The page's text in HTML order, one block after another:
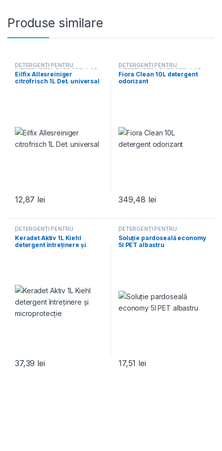
Produse similare
DETERGENȚI PENTRU
ÎNTREȚINEREA PARDOSELILOR
DETERGENȚI PROFESIONALI
Eilfix Allesreiniger
citrofrisch 1L Det. universal
12,87 lei
DETERGENȚI PENTRU
ÎNTREȚINEREA PARDOSELILOR
DETERGENȚI PROFESIONALI
Fiora Clean 10L detergent
odorizant
349,48 lei
DETERGENȚI PENTRU
ÎNTREȚINEREA PARDOSELILOR
DETERGENȚI PROFESIONALI
Keradet Aktiv 1L Kiehl
detergent întreținere și
37,39 lei
DETERGENȚI PENTRU
ÎNTREȚINEREA PARDOSELILOR
DETERGENȚI PROFESIONALI
Soluție pardoseală economy
5l PET albastru
17,51 lei